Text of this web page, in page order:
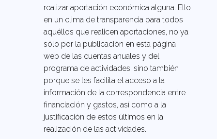
realizar aportación económica alguna. Ello
en un clima de transparencia para todos
aquéllos que realicen aportaciones, no ya
sólo por la publicación en esta página
web de las cuentas anuales y del
programa de actividades, sino también
porque se les facilita el acceso a la
información de la correspondencia entre
financiación y gastos, así como a la
justificación de estos últimos en la
realización de las actividades.